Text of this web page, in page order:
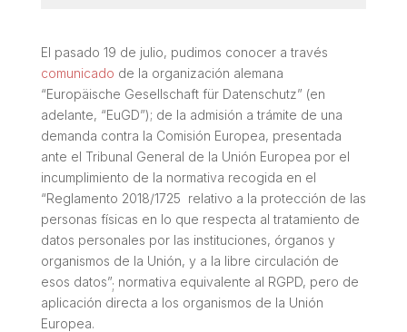
El pasado 19 de julio, pudimos conocer a través
comunicado de la organización alemana
“Europäische Gesellschaft für Datenschutz” (en
adelante, “EuGD”); de la admisión a trámite de una
demanda contra la Comisión Europea, presentada
ante el Tribunal General de la Unión Europea por el
incumplimiento de la normativa recogida en el
“Reglamento 2018/1725 relativo a la protección de las
personas físicas en lo que respecta al tratamiento de
datos personales por las instituciones, órganos y
organismos de la Unión, y a la libre circulación de
esos datos”; normativa equivalente al RGPD, pero de
aplicación directa a los organismos de la Unión
Europea.